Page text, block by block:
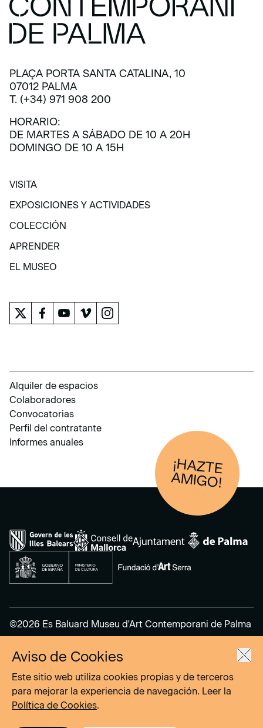
PLAÇA PORTA SANTA CATALINA, 10
07012 PALMA
T. (+34) 971 908 200
HORARIO:
DE MARTES A SÁBADO DE 10 A 20H
DOMINGO DE 10 A 15H
VISITA
VISITA
EXPOSICIONES Y ACTIVIDADES
EXPOSICIONES Y ACTIVIDADES
COLECCIÓN
COLECCIÓN
APRENDER
APRENDER
EL MUSEO
Alquiler de espacios
Colaboradores
Convocatorias
Perfil del contratante
Informes anuales
¡HAZTE
AM
IGO!
©2026 Es Baluard Museu d'Art Contemporani de Palma
Aviso Legal
Política de Privacidad
Política de cookies
Aviso de Cookies
Este sitio web utiliza cookies propias y de terceros
para mejorar la experiencia de navegación. Leer la
Política de Cookies.